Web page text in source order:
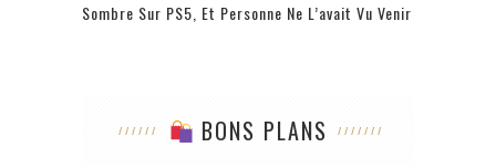
Sombre Sur PS5, Et Personne Ne L’avait Vu Venir
BONS PLANS